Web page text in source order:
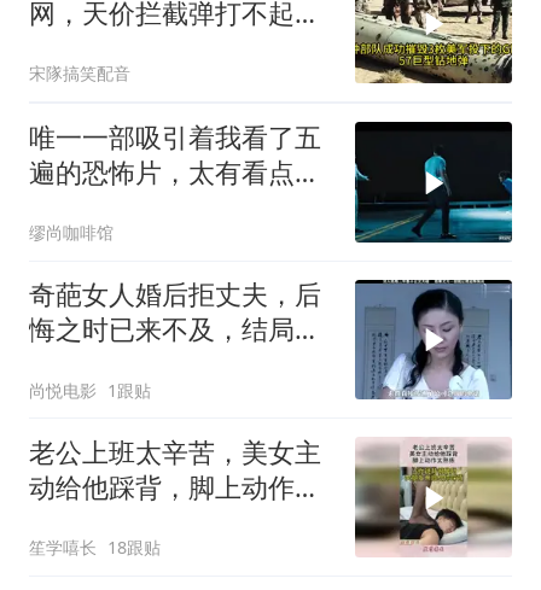
网，天价拦截弹打不起，
宋隊搞笑配音
唯一一部吸引着我看了五
遍的恐怖片，太有看点
缪尚咖啡馆
奇葩女人婚后拒丈夫，后
悔之时已来不及，结局令
尚悦电影 1跟贴
老公上班太辛苦，美女主
动给他踩背，脚上动作太
笙学嘻长 18跟贴